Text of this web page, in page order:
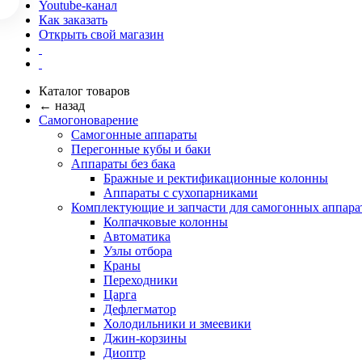
Youtube-канал
Как заказать
Открыть свой магазин
Каталог товаров
← назад
Самогоноварение
Самогонные аппараты
Перегонные кубы и баки
Аппараты без бака
Бражные и ректификационные колонны
Аппараты с сухопарниками
Комплектующие и запчасти для самогонных
Колпачковые колонны
Автоматика
Узлы отбора
Краны
Переходники
Царга
Дефлегматор
Холодильники и змеевики
Джин-корзины
Диоптр